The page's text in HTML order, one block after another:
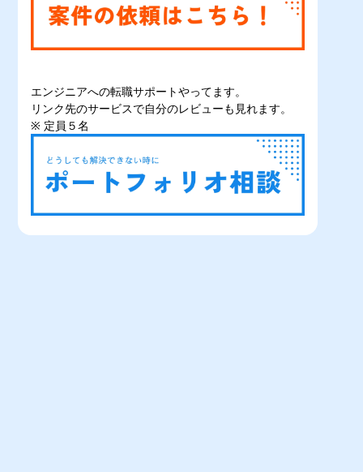
エンジニアへの転職サポートやってます。
リンク先のサービスで自分のレビューも見れます。
※ 定員５名